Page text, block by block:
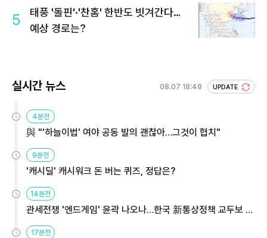
5
태풍 '돌핀'·'찬홈' 한반도 빗겨간다…
예상 경로는?
실시간 뉴스 08.07 18:49 UPDATE
4분전
與 "'하늘이법' 여야 공동 발의 괜찮아…그것이 협치"
9분전
'캐시딜' 캐시워크 돈 버는 퀴즈, 정답은?
14분전
관세전쟁 '엔드게임' 윤곽 나오나…한국 新통상정책 교두보 활
17분전